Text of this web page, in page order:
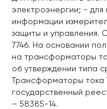
электроэнергии; - для
информации
защиты и управления.
7746. На основании
на трансформаторы
об утверждении типа
Трансформаторы
государственный
– 58385-14.